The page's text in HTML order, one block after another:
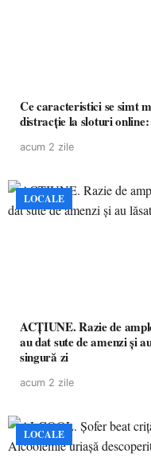
Ce caracteristici se simt
distracție la sloturi
acum 2 zile
LOCALE
ACȚIUNE. Razie de
au dat sute de amenzi și
singură zi
acum 2 zile
LOCALE